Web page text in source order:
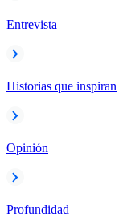
Entrevista
Historias que inspiran
Opinión
Profundidad